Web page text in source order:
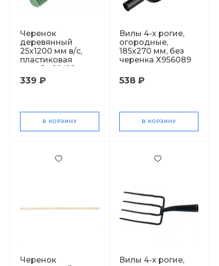
Черенок
деревянный
25х1200 мм в/с,
пластиковая
резьба 68416
Х977794
339 ₽
В КОРЗИНУ
Вилы 4-х рогие,
огородные,
185х270 мм, без
черенка Х956089
538 ₽
В КОРЗИНУ
Черенок
Вилы 4-х рогие,